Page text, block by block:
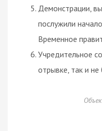
Демонстрации,
послужили
Временное
Учредительное
отрывке, так и